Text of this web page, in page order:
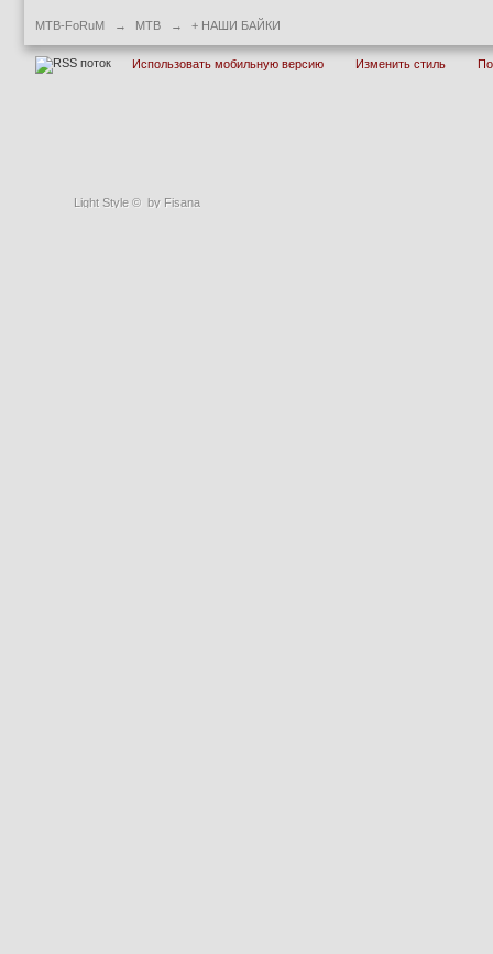
Light Style © by Fisana
MTB-FoRuM → MTB → + НАШИ БАЙКИ
Использовать мобильную версию Изменить стиль